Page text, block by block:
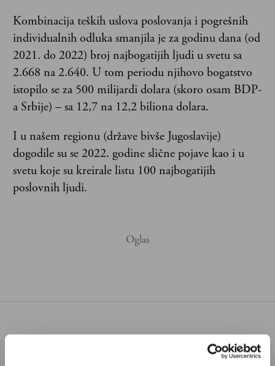
Kombinacija teških uslova poslovanja i pogrešnih
individualnih odluka smanjila je za godinu dana (od
2021. do 2022) broj najbogatijih ljudi u svetu sa
2.668 na 2.640. U tom periodu njihovo bogatstvo
istopilo se za 500 milijardi dolara (skoro osam BDP-
a Srbije) – sa 12,7 na 12,2 biliona dolara.
I u našem regionu (države bivše Jugoslavije)
dogodile su se 2022. godine slične pojave kao i u
svetu koje su kreirale listu 100 najbogatijih
poslovnih ljudi.
Poštovani, da biste nastavili sa čitanjem naših
premium sadržaja, neophodno je da